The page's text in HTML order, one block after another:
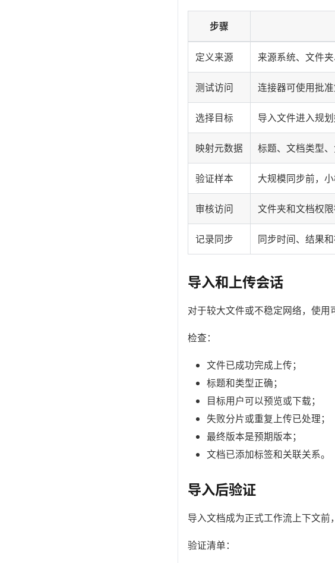
步骤
定义来源 来源系统、文件
测试访问 连接器可使用批准
选择目标 导入文件进入规划
映射元数据 标题、文档类型
验证样本 大规模同步前，小
审核访问 文件夹和文档权限
记录同步 同步时间、结果和
导入和上传会话
对于较大文件或不稳定网络，使用
检查：
文件已成功完成上传；
标题和类型正确；
目标用户可以预览或下载；
失败分片或重复上传已处理；
最终版本是预期版本；
文档已添加标签和关联关系。
导入后验证
导入文档成为正式工作流上下文前
验证清单：